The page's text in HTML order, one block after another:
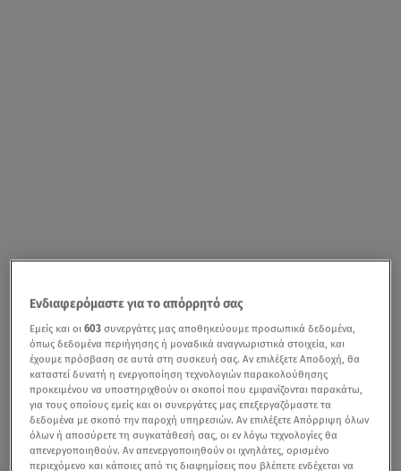
Ενδιαφερόμαστε για το απόρρητό σας
Εμείς και οι603 συνεργάτες μας αποθηκεύουμε προσωπικά δεδομένα,
όπως δεδομένα περιήγησης ή μοναδικά αναγνωριστικά στοιχεία, και
έχουμε πρόσβαση σε αυτά στη συσκευή σας. Αν επιλέξετε Αποδοχή, θα
καταστεί δυνατή η ενεργοποίηση τεχνολογιών παρακολούθησης
προκειμένου να υποστηριχθούν οι σκοποί που εμφανίζονται παρακάτω,
για τους οποίους εμείς και οι συνεργάτες μας επεξεργαζόμαστε τα
δεδομένα με σκοπό την παροχή υπηρεσιών. Αν επιλέξετε Απόρριψη όλων
όλων ή αποσύρετε τη συγκατάθεσή σας, οι εν λόγω τεχνολογίες θα
απενεργοποιηθούν. Αν απενεργοποιηθούν οι ιχνηλάτες, ορισμένο
περιεχόμενο και κάποιες από τις διαφημίσεις που βλέπετε ενδέχεται να